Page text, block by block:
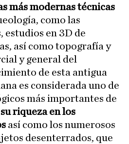
más modernas técnicas
como las
estudios en 3D de
así como topografía y
y general del
de esta antigua
es considerada uno de
más importantes de
riqueza en los
así como los numerosos
desenterrados, que